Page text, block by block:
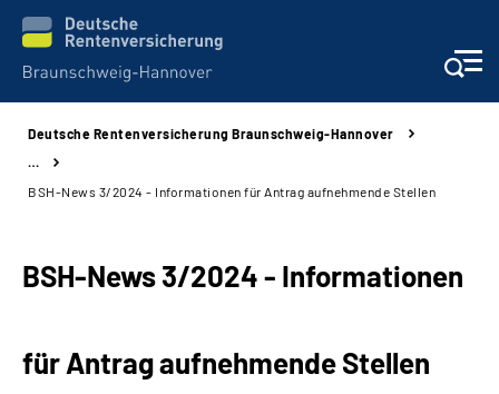
Unsere Kliniken
Deutsche Rentenversicherung Braunschweig-Hannover
…
BSH-News 3/2024 - Informationen für Antrag aufnehmende Stellen
BSH-News 3/2024 - Informationen
für Antrag aufnehmende Stellen